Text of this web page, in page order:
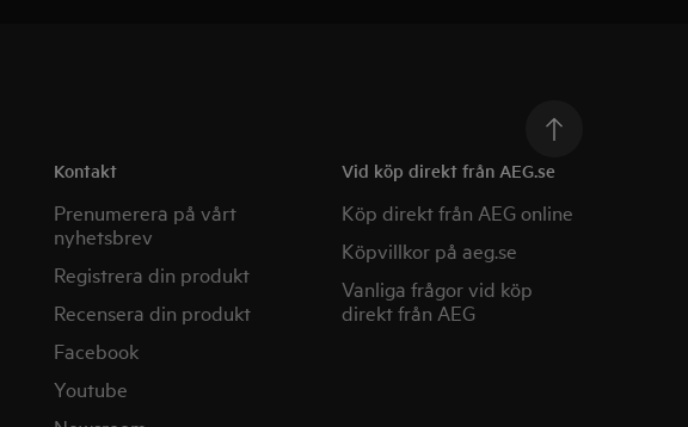
Kontakt
Prenumerera på vårt
nyhetsbrev
Registrera din produkt
Recensera din produkt
Facebook
Youtube
Vid köp direkt från AEG.se
Köp direkt från AEG online
Köpvillkor på aeg.se
Vanliga frågor vid köp
direkt från AEG